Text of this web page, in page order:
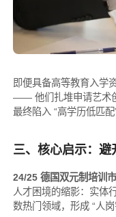
即便具备高等教育入学
—— 他们扎堆申请艺术
最终陷入 “高学历低匹配
三、核心启示：
24/25 德国双元制培训
人才困境的缩影：实体
数热门领域，形成 “人岗